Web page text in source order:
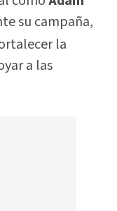
su campaña,
la
a las